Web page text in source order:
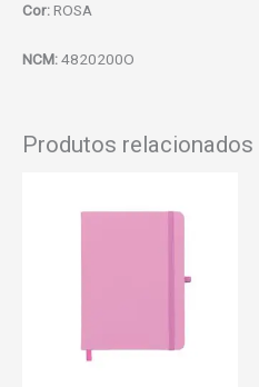
Cor:ROSA
NCM:4820200O
Produtos relacionados